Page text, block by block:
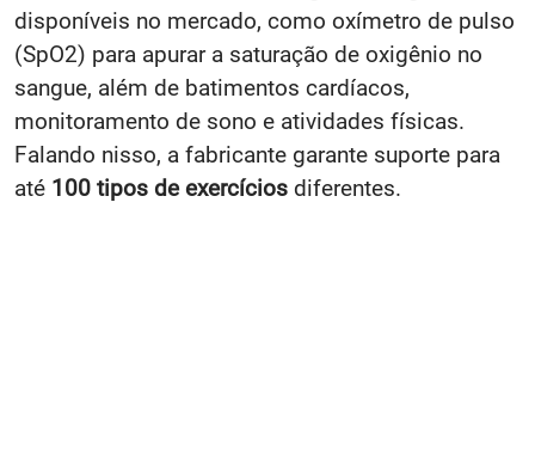
disponíveis no mercado, como oxímetro de pulso
(SpO2) para apurar a saturação de oxigênio no
sangue, além de batimentos cardíacos,
monitoramento de sono e atividades físicas.
Falando nisso, a fabricante garante suporte para
até 100 tipos de exercícios diferentes.